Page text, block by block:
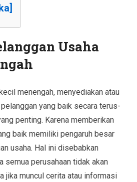
Usaha
menengah, menyediakan atau
yang baik secara terus-
penting. Karena memberikan
baik memiliki pengaruh besar
usaha. Hal ini disebabkan
semua perusahaan tidak akan
jika muncul cerita atau informasi